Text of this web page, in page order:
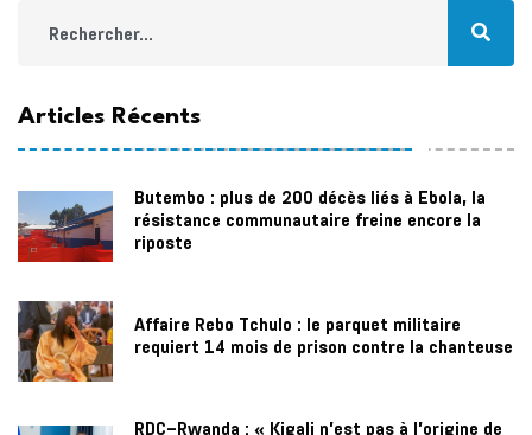
Articles Récents
Butembo : plus de 200 décès liés à Ebola, la
résistance communautaire freine encore la
riposte
Affaire Rebo Tchulo : le parquet militaire
requiert 14 mois de prison contre la chanteuse
RDC–Rwanda : « Kigali n'est pas à l'origine de